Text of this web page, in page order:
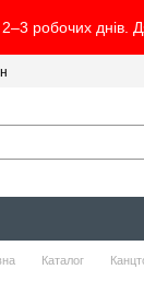
робочих днів.
Каталог